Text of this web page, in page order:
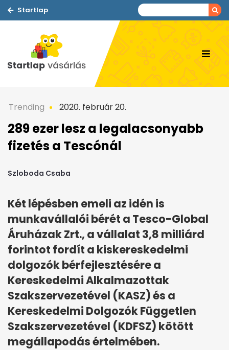
Startlap
Trending 2020. február 20.
289 ezer lesz a legalacsonyabb
fizetés a Tescónál
Szloboda Csaba
Két lépésben emeli az idén is
munkavállalói bérét a Tesco-Global
Áruházak Zrt., a vállalat 3,8 milliárd
forintot fordít a kiskereskedelmi
dolgozók bérfejlesztésére a
Kereskedelmi Alkalmazottak
Szakszervezetével (KASZ) és a
Kereskedelmi Dolgozók Független
Szakszervezetével (KDFSZ) kötött
megállapodás értelmében.